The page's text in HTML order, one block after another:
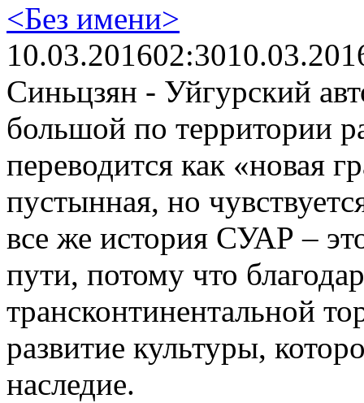
<Без имени>
10.03.201602:30
Синьцзян - Уйгурский
большой по территории
переводится как «новая
пустынная, но
все же история СУАР –
пути, потому что
трансконтинентальной
развитие культуры,
наследие.